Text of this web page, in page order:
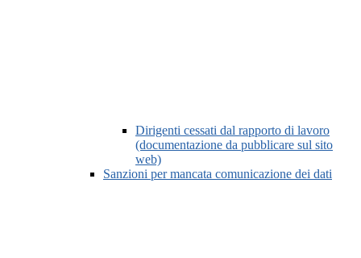
Dirigenti cessati dal rapporto di lavoro
(documentazione da pubblicare sul sito
web)
Sanzioni per mancata comunicazione dei dati